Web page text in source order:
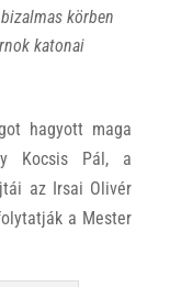
körben
katonai
hagyott maga
Kocsis Pál, a
az Irsai Olivér
a Mester